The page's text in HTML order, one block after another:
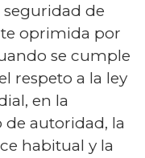
seguridad de
oprimida por
se cumple
respeto a la ley
en la
de autoridad, la
habitual y la